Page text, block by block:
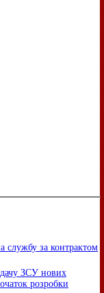
службу за контрактом
ЗСУ нових
розробки